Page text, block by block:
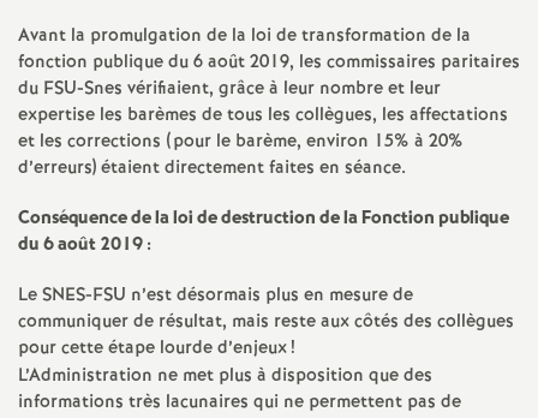
a
l
d
s
E
Avant la promulgation de la loi de transformation de la
fonction publique du 6 août 2019, les commissaires paritaires
du FSU-Snes vérifiaient, grâce à leur nombre et leur
expertise les barèmes de tous les collègues, les affectations
et les corrections (pour le barème, environ 15% à 20%
d’erreurs) étaient directement faites en séance.
Conséquence de la loi de destruction de la Fonction publique
du 6 août 2019 :
LeSNES-FSU n’est désormais plus en mesure de
communiquer de résultat, mais reste aux côtés des collègues
pour cette étape lourde d’enjeux!
L’Administration ne met plus à disposition que des
informations très lacunaires qui ne permettent pas de